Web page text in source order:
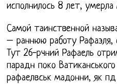
исполнилось 8 лет,
Самой таинственной
– раннюю работу Рафаэля,
Тут 26-рчний Рафаель
парадн поко
рафаелвськ мадонни, як